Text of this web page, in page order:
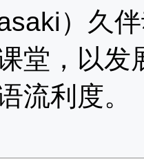
）久
堂，以发
流利度。